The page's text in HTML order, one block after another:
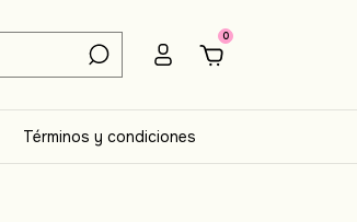
0
Términos y condiciones